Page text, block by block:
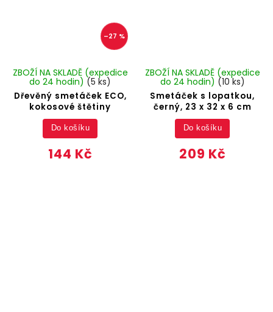
–27 %
Dřevěný smetáček ECO,
kokosové štětiny
ZBOŽÍ NA SKLADĚ (expedice
do 24 hodin) (5 ks)
144 Kč
Do košíku
Smetáček s lopatkou,
černý, 23 x 32 x 6 cm
ZBOŽÍ NA SKLADĚ (expedice
do 24 hodin) (10 ks)
209 Kč
Do košíku